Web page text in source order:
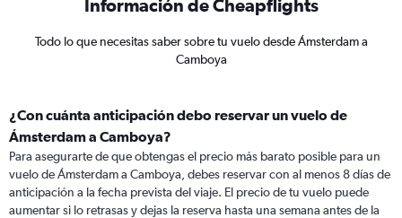
Información de Cheapflights
Todo lo que necesitas saber sobre tu vuelo desde Ámsterdam a
Camboya
¿Con cuánta anticipación debo reservar un vuelo de
Ámsterdam a Camboya?
Para asegurarte de que obtengas el precio más barato posible para un
vuelo de Ámsterdam a Camboya, debes reservar con al menos 8 días de
anticipación a la fecha prevista del viaje. El precio de tu vuelo puede
aumentar si lo retrasas y dejas la reserva hasta una semana antes de la